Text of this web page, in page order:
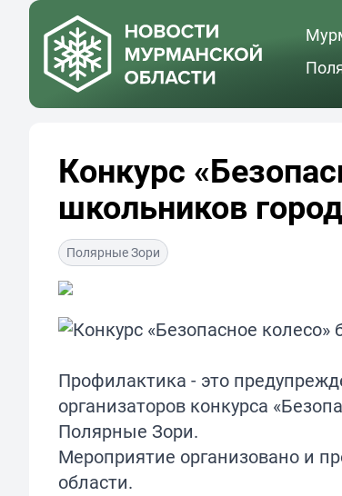
Конкурс
школьников
Полярные Зори
Профилактика - это
организаторов конкурса
Полярные Зори.
Мероприятие организовано и
области.